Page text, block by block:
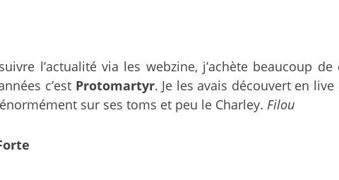
l’actualité via les webzine, j’achète beaucoup
c’est Protomartyr. Je les avais découvert en
sur ses toms et peu le Charley. Filou